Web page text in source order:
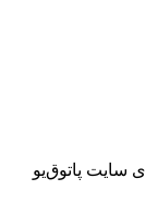
سایت پاتوق‌یو